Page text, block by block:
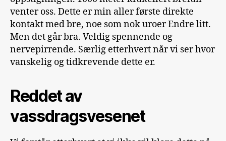
venter oss. Dette er min aller første direkte
kontakt med bre, noe som nok uroer Endre litt.
Men det går bra. Veldig spennende og
nervepirrende. Særlig etterhvert når vi ser hvor
vanskelig og tidkrevende dette er.
Reddet av
vassdragsvesenet